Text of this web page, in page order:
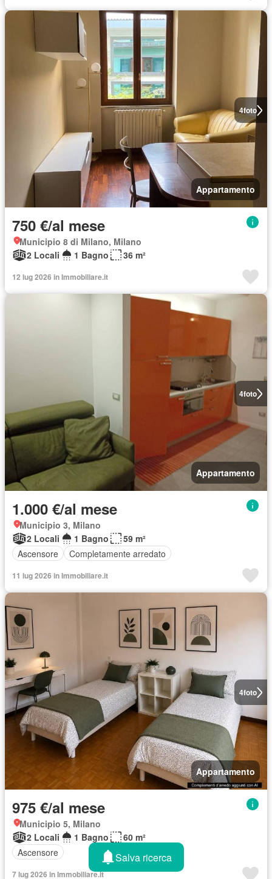
4foto
Appartamento
750 €/al mese
Municipio 8 di Milano, Milano
2 Locali
1 Bagno 36 m²
12 lug 2026 in Immobiliare.it
4foto
Appartamento
1.000 €/al mese
Municipio 3, Milano
2 Locali
1 Bagno
59 m²
Ascensore
Completamente arredato
11 lug 2026 in Immobiliare.it
4foto
Appartamento
975 €/al mese
Municipio 5, Milano
2 Locali
1 Bagno
60 m²
Ascensore
7 lug 2026 in Immobiliare.it
Salva ricerca